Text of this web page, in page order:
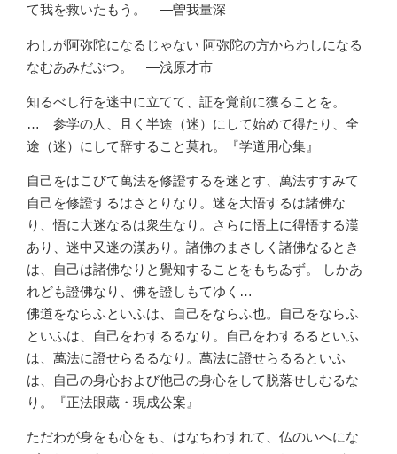
て我を救いたもう。 ―曽我量深
わしが阿弥陀になるじゃない 阿弥陀の方からわしになる
なむあみだぶつ。 ―浅原才市
知るべし行を迷中に立てて、証を覚前に獲ることを。
… 参学の人、且く半途（迷）にして始めて得たり、全
途（迷）にして辞すること莫れ。『学道用心集』
自己をはこびて萬法を修證するを迷とす、萬法すすみて
自己を修證するはさとりなり。迷を大悟するは諸佛な
り、悟に大迷なるは衆生なり。さらに悟上に得悟する漢
あり、迷中又迷の漢あり。諸佛のまさしく諸佛なるとき
は、自己は諸佛なりと覺知することをもちゐず。 しかあ
れども證佛なり、佛を證しもてゆく…
佛道をならふといふは、自己をならふ也。自己をならふ
といふは、自己をわするるなり。自己をわするるといふ
は、萬法に證せらるるなり。萬法に證せらるるといふ
は、自己の身心および他己の身心をして脱落せしむるな
り。『正法眼蔵・現成公案』
ただわが身をも心をも、はなちわすれて、仏のいへにな